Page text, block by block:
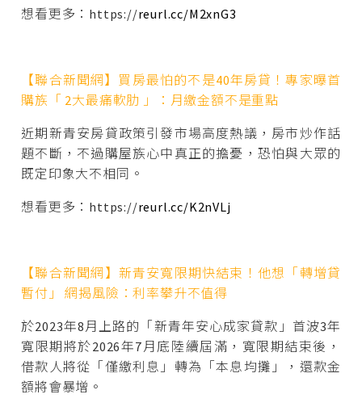
想看更多：https://reurl.cc/M2xnG3
【聯合新聞網】買房最怕的不是40年房貸！專家曝首
購族「 2大最痛軟肋 」：月繳金額不是重點
近期新青安房貸政策引發市場高度熱議，房市炒作話
題不斷，不過購屋族心中真正的擔憂，恐怕與大眾的
既定印象大不相同。
想看更多：https://reurl.cc/K2nVLj
【聯合新聞網】新青安寬限期快結束！他想「轉增貸
暫付」 網揭風險：利率攀升不值得
於2023年8月上路的「新青年安心成家貸款」首波3年
寬限期將於2026年7月底陸續屆滿，寬限期結束後，
借款人將從「僅繳利息」轉為「本息均攤」，還款金
額將會暴增。